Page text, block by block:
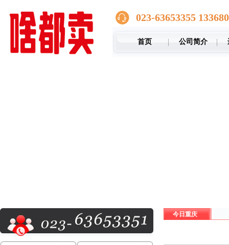
023-63653355
首页 公司简介
今日重庆